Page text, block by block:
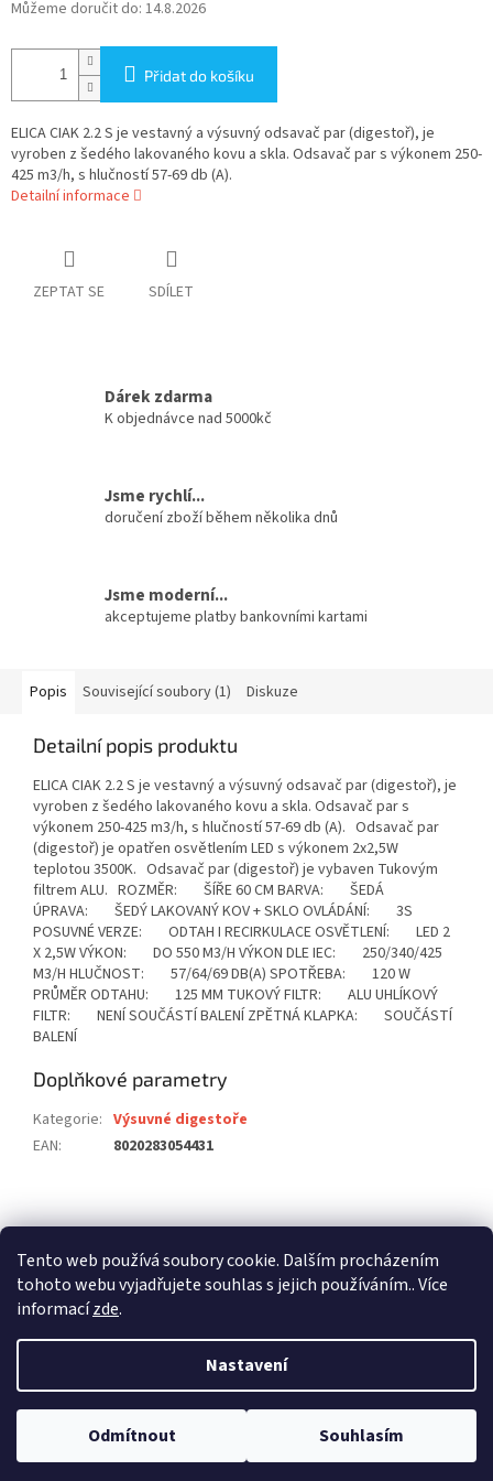
Tento web používá soubory cookie. Dalším procházením
tohoto webu vyjadřujete souhlas s jejich používáním.. Více
informacízde.
Nastavení
Odmítnout Souhlasím
Můžeme doručit do: 14.8.2026
Přidat do košíku
ELICA CIAK 2.2 S je vestavný a výsuvný odsavač par (digestoř), je
vyroben z šedého lakovaného kovu a skla. Odsavač par s výkonem 250-
425 m3/h, s hlučností 57-69 db (A).
Detailní informace
ZEPTAT SE SDÍLET
Dárek zdarma
K objednávce nad 5000kč
Jsme rychlí...
doručení zboží během několika dnů
Jsme moderní...
akceptujeme platby bankovními kartami
Popis Související soubory (1) Diskuze
Detailní popis produktu
ELICA CIAK 2.2 S je vestavný a výsuvný odsavač par (digestoř), je
vyroben z šedého lakovaného kovu a skla. Odsavač par s
výkonem 250-425 m3/h, s hlučností 57-69 db (A). Odsavač par
(digestoř) je opatřen osvětlením LED s výkonem 2x2,5W
teplotou 3500K. Odsavač par (digestoř) je vybaven Tukovým
filtrem ALU. ROZMĚR: ŠÍŘE 60 CM BARVA: ŠEDÁ
ÚPRAVA: ŠEDÝ LAKOVANÝ KOV + SKLO OVLÁDÁNÍ: 3S
POSUVNÉ VERZE: ODTAH I RECIRKULACE OSVĚTLENÍ: LED 2
X 2,5W VÝKON: DO 550 M3/H VÝKON DLE IEC: 250/340/425
M3/H HLUČNOST: 57/64/69 DB(A) SPOTŘEBA: 120 W
PRŮMĚR ODTAHU: 125 MM TUKOVÝ FILTR: ALU UHLÍKOVÝ
FILTR: NENÍ SOUČÁSTÍ BALENÍ ZPĚTNÁ KLAPKA: SOUČÁSTÍ
BALENÍ
Doplňkové parametry
Kategorie: Výsuvné digestoře
EAN: 8020283054431
á
stavební pouzdra SCRIGNO
Vytvořil Shoptet
Copyright 2026dalago.cz . Všechna práva vyhrazena.